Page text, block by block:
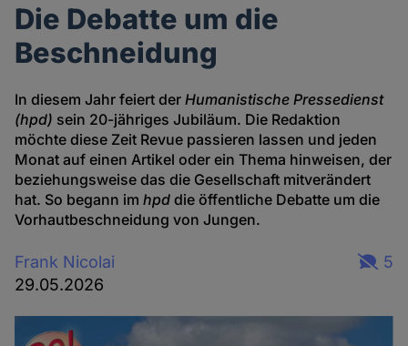
Die Debatte um die
Beschneidung
In diesem Jahr feiert derHumanistische Pressedienst
(hpd) sein 20-jähriges Jubiläum. Die Redaktion
möchte diese Zeit Revue passieren lassen und jeden
Monat auf einen Artikel oder ein Thema hinweisen, der
beziehungsweise das die Gesellschaft mitverändert
hat. So begann imhpd die öffentliche Debatte um die
Vorhautbeschneidung von Jungen.
Frank Nicolai
29.05.2026
5